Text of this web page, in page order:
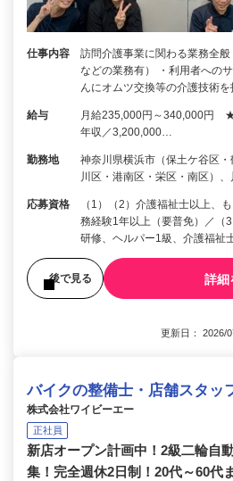
仕事内容
訪問介護事業に関わる業務全
などの業務有） ・利用者への
んにオムツ交換等の介護技術
給与
月給235,000円～340,000円
年収／3,200,000…
勤務地
神奈川県横浜市（保土ケ谷区
川区・港南区・栄区・南区）、
応募資格
（1）（2）介護福祉士以上、
務経験1年以上（要普免）／（
研修、ヘルパー1級、介護福祉
後で見る 詳細
更新日： 2026/
バイクの整備士・店舗スタッ
株式会社ワイビーエー
正社員
新店オープン計画中！2級二輪自
集！完全週休2日制！20代～60代